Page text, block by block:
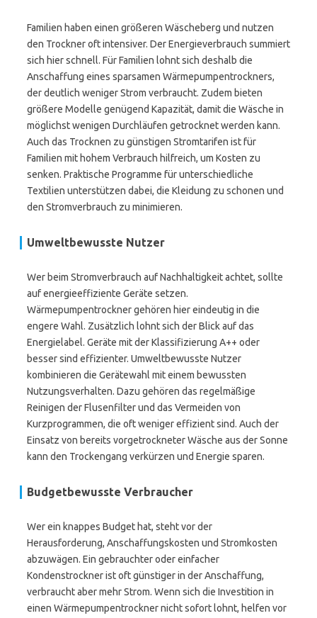
Familien haben einen größeren Wäscheberg und nutzen
den Trockner oft intensiver. Der Energieverbrauch summiert
sich hier schnell. Für Familien lohnt sich deshalb die
Anschaffung eines sparsamen Wärmepumpentrockners,
der deutlich weniger Strom verbraucht. Zudem bieten
größere Modelle genügend Kapazität, damit die Wäsche in
möglichst wenigen Durchläufen getrocknet werden kann.
Auch das Trocknen zu günstigen Stromtarifen ist für
Familien mit hohem Verbrauch hilfreich, um Kosten zu
senken. Praktische Programme für unterschiedliche
Textilien unterstützen dabei, die Kleidung zu schonen und
den Stromverbrauch zu minimieren.
Umweltbewusste Nutzer
Wer beim Stromverbrauch auf Nachhaltigkeit achtet, sollte
auf energieeffiziente Geräte setzen.
Wärmepumpentrockner gehören hier eindeutig in die
engere Wahl. Zusätzlich lohnt sich der Blick auf das
Energielabel. Geräte mit der Klassifizierung A++ oder
besser sind effizienter. Umweltbewusste Nutzer
kombinieren die Gerätewahl mit einem bewussten
Nutzungsverhalten. Dazu gehören das regelmäßige
Reinigen der Flusenfilter und das Vermeiden von
Kurzprogrammen, die oft weniger effizient sind. Auch der
Einsatz von bereits vorgetrockneter Wäsche aus der Sonne
kann den Trockengang verkürzen und Energie sparen.
Budgetbewusste Verbraucher
Wer ein knappes Budget hat, steht vor der
Herausforderung, Anschaffungskosten und Stromkosten
abzuwägen. Ein gebrauchter oder einfacher
Kondenstrockner ist oft günstiger in der Anschaffung,
verbraucht aber mehr Strom. Wenn sich die Investition in
einen Wärmepumpentrockner nicht sofort lohnt, helfen vor